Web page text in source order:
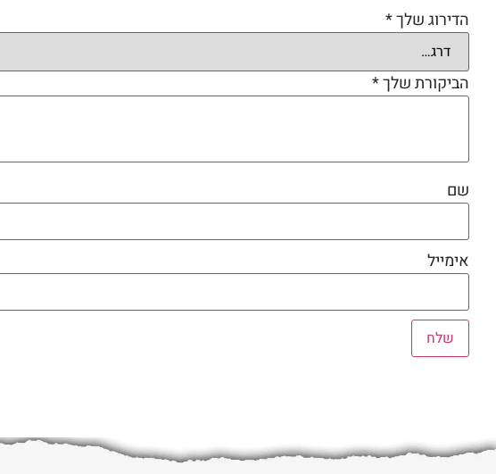
הדירוג שלך*
הביקורת שלך*
שם
אימייל